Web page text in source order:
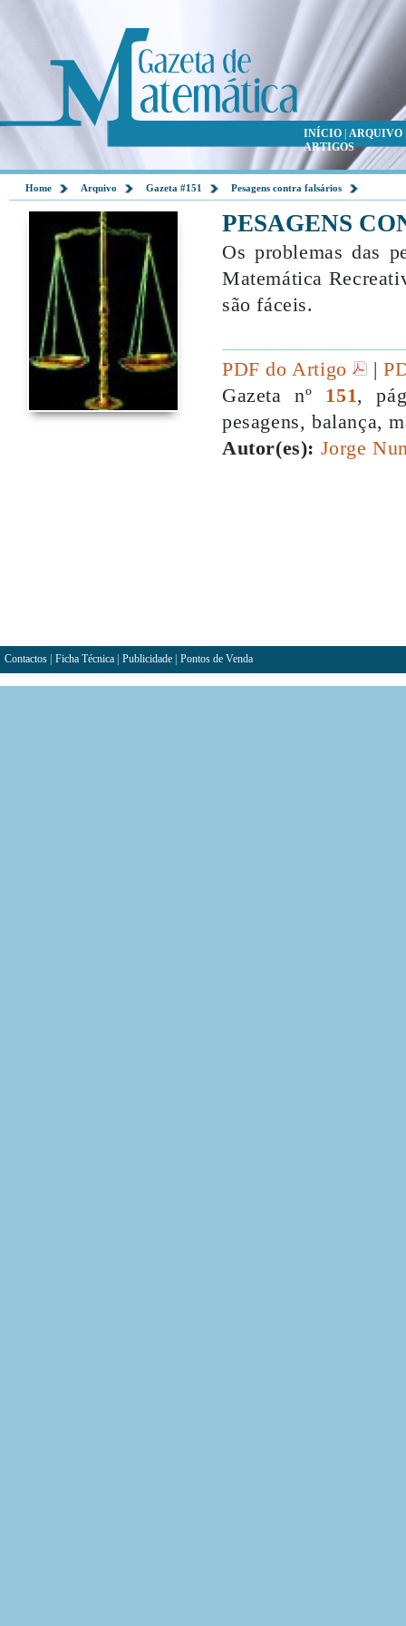
INÍCIO ARQUIVO
ARTIGOS
Home Arquivo Gazeta #151 Pesagens contra falsários
PESAGENS
Os problemas das
Matemática
são fáceis.
PDF do Artigo |
Gazeta nº 151,
pesagens, balança,
Autor(es): Jorge
Contactos Ficha Técnica Publicidade Pontos de Venda